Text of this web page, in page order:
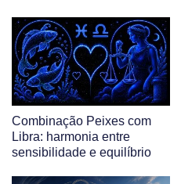
Combinação Peixes com
Libra: harmonia entre
sensibilidade e equilíbrio